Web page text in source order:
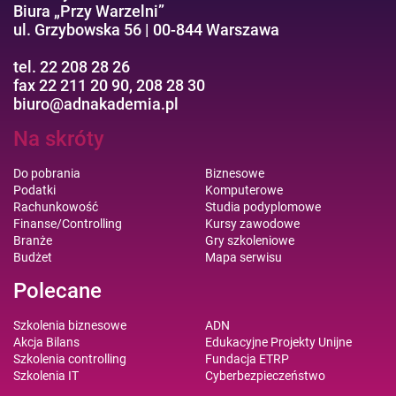
Biura „Przy Warzelni”
ul. Grzybowska 56 | 00-844 Warszawa
tel. 22 208 28 26
fax 22 211 20 90, 208 28 30
biuro@adnakademia.pl
Na skróty
Do pobrania
Podatki
Rachunkowość
Finanse/Controlling
Branże
Budżet
Biznesowe
Komputerowe
Studia podyplomowe
Kursy zawodowe
Gry szkoleniowe
Mapa serwisu
Polecane
Szkolenia biznesowe
Akcja Bilans
Szkolenia controlling
Szkolenia IT
ADN
Edukacyjne Projekty Unijne
Fundacja ETRP
Cyberbezpieczeństwo